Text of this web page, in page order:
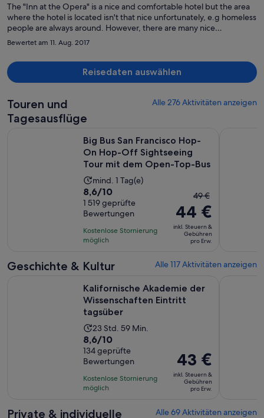
Person
The "Inn at the Opera" is a nice and comfortable hotel but the area
where the hotel is located isn't that nice unfortunately, e.g homeless
people are always around. However, there are many nice
restaurants and places nearby.
Bewertet am 11. Aug. 2017
Reisedaten auswählen
Touren und
Tagesausflüge
Alle 276 Aktivitäten anzeigen
Big Bus San Francisco Hop-
On Hop-Off Sightseeing
Tour mit dem Open-Top-Bus
Die
Aktivität
dauert
1 Tag
mind. 1 Tag(e)
8.6
von
10,
basierend
auf
Bewertungen.
8,6/10
1 519 geprüfte
Bewertungen
Kostenlose Stornierung
möglich
Der
vorherige
Preis
war
49 €
der
aktuelle
Preis
49 €
44 €
inkl. Steuern &
Gebühren
pro Erw.
Geschichte & Kultur Alle 117 Aktivitäten anzeigen
Kalifornische Akademie der
Wissenschaften Eintritt
tagsüber
Die
Aktivität
dauert
23
Stunden
und
23 Std. 59 Min.
8.6
von
10,
basierend
auf
Bewertungen.
8,6/10
134 geprüfte
Bewertungen
Kostenlose Stornierung
möglich
Der
Preis
beträgt
43 €
43 €
inkl. Steuern &
Gebühren
pro Erw.
Private & individuelle Alle 69 Aktivitäten anzeigen